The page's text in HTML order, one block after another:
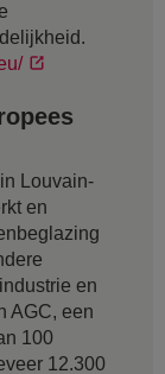
Louvain-
en
en
AGC, een
100
12.300